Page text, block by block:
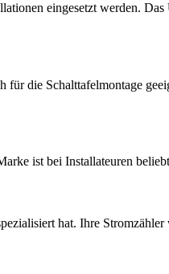
eingesetzt werden.
die Schalttafelmontage
ist bei Installateuren
hat. Ihre